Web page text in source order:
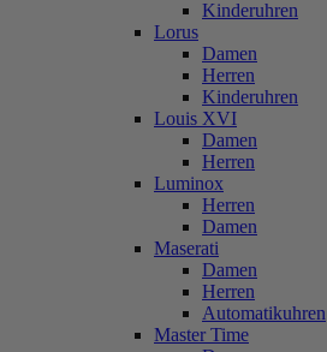
Kinderuhren
Lorus
Damen
Herren
Kinderuhren
Louis XVI
Damen
Herren
Luminox
Herren
Damen
Maserati
Damen
Herren
Automatikuhren
Master Time